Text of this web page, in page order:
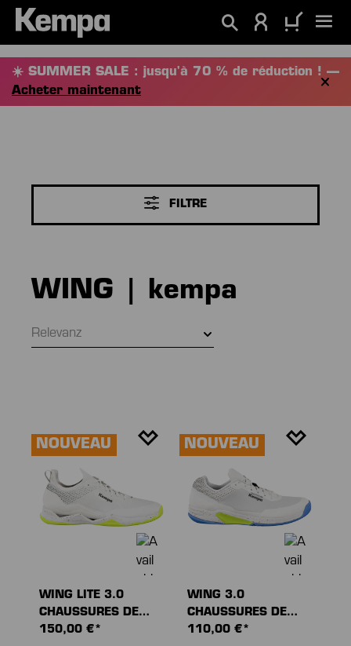
principal
☀️ SUMMER SALE : jusqu'à 70 % de réduction ! —
Acheter maintenant
FILTRE
WING | kempa
Relevanz
NOUVEAU
WING LITE 3.0
CHAUSSURES DE
SPORT
150,00 €*
NOUVEAU
WING 3.0
CHAUSSURES DE
SPORT
110,00 €*